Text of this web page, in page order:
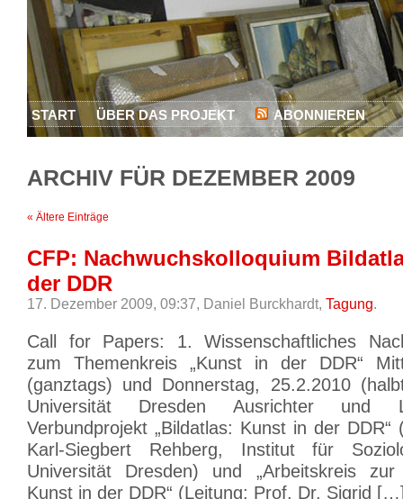
START ÜBER DAS PROJEKT ABONNIEREN
ARCHIV FÜR DEZEMBER 2009
« Ältere Einträge
CFP: Nachwuchskolloquium
der DDR
17. Dezember 2009, 09:37, Daniel Burckhardt, Tagung.
Call for Papers: 1. Wissenschaftliches
zum Themenkreis „Kunst in der DDR“
(ganztags) und Donnerstag, 25.2.2010
Universität Dresden Ausrichter und
Verbundprojekt „Bildatlas: Kunst in der
Karl-Siegbert Rehberg, Institut für
Universität Dresden) und „Arbeitskreis
Kunst in der DDR“ (Leitung: Prof. Dr. Sigrid